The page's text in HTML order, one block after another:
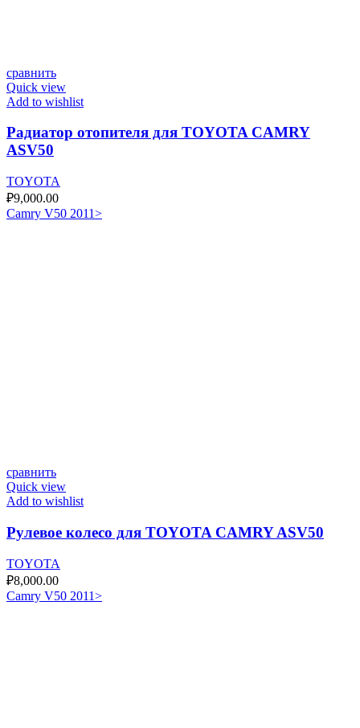
сравнить
Quick view
Add to wishlist
Радиатор отопителя для TOYOTA CAMRY
ASV50
TOYOTA
₽9,000.00
Camry V50 2011>
сравнить
Quick view
Add to wishlist
Рулевое колесо для TOYOTA CAMRY ASV50
TOYOTA
₽8,000.00
Camry V50 2011>